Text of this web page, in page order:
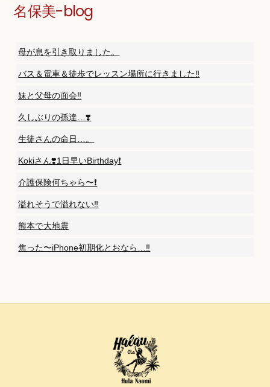
名保美-blog
母が息を引き取りました。
バス＆電車＆徒歩でレッスン場所に行きました‼️
妹と父母の面会‼️
久しぶりの孫達…❣️
生徒さんの命日…。
Kokiさん❣️1日早いBirthday❗️
介護保険何ちゃら〜❗️
溢れそうで溢れない‼️
熊本で大地震
焦った〜iPhone初期化とおなら…‼️
Back
To
Top